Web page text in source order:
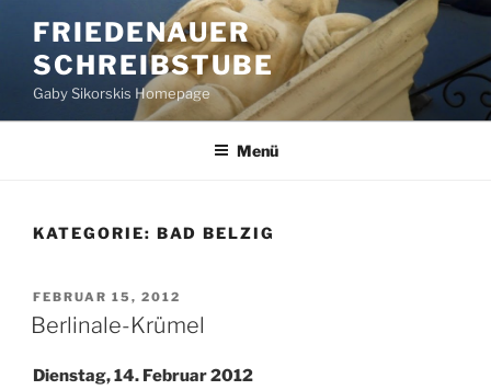
Inhalt
springen
FRIEDENAUER
SCHREIBSTUBE
Gaby Sikorskis Homepage
Menü
KATEGORIE: BAD BELZIG
VERÖFFENTLICHT
AM
FEBRUAR 15, 2012
Berlinale-Krümel
Dienstag, 14. Februar 2012